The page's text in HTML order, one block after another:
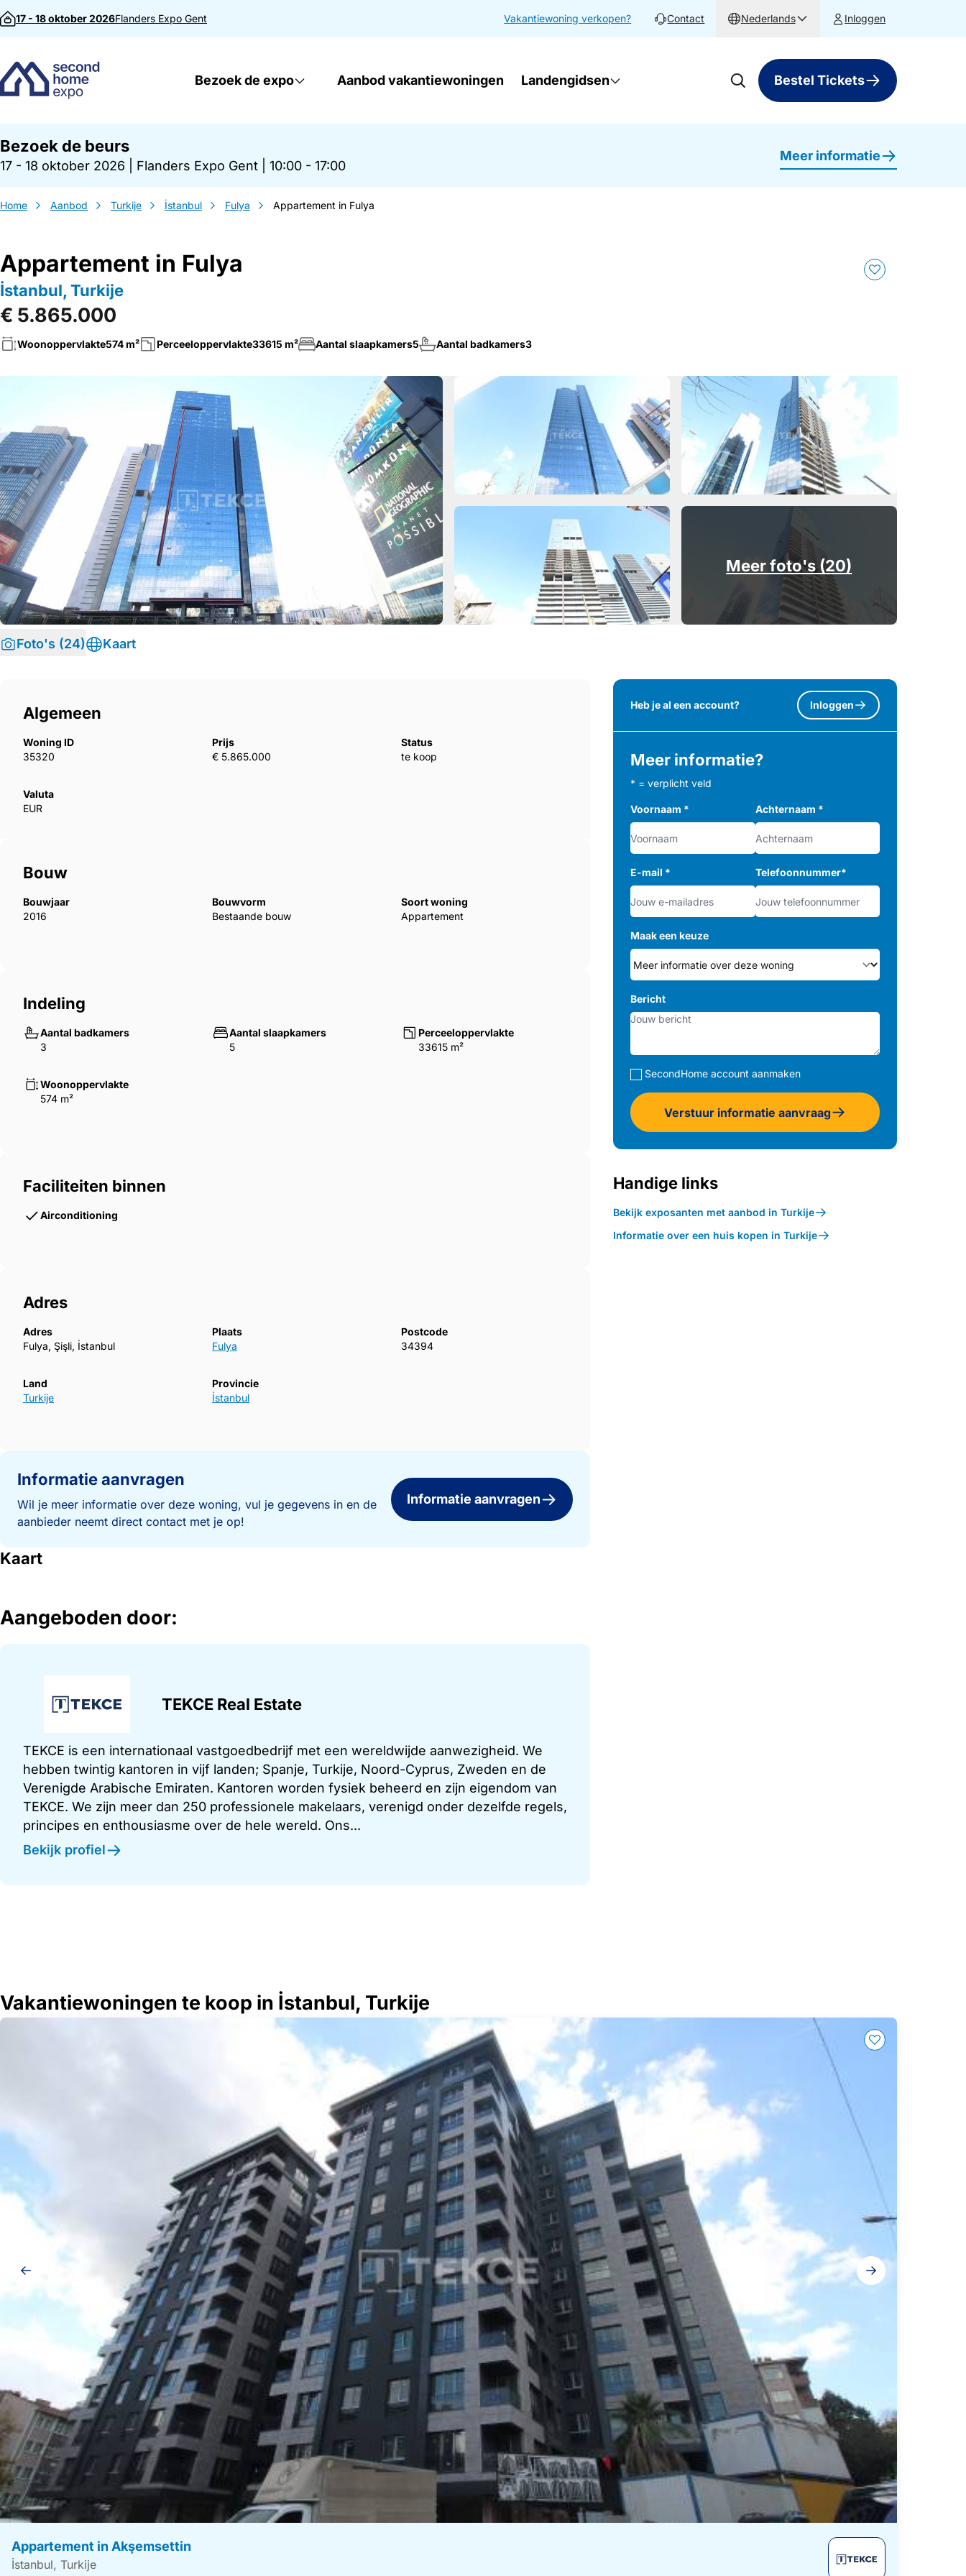
Direct naar inhoud
17 - 18 oktober 2026Flanders Expo Gent Vakantiewoning verkopen? Contact Nederlands Inloggen
Bezoek de expo Aanbod vakantiewoningen Landengidsen Bestel Tickets
Bezoek de beurs
17 - 18 oktober 2026 Flanders Expo Gent 10:00 - 17:00
Meer informatie
Home Aanbod Turkije İstanbul Fulya Appartement in Fulya
Appartement in Fulya
İstanbul, Turkije
€ 5.865.000
Woonoppervlakte574 m² Perceeloppervlakte33615 m² Aantal slaapkamers5 Aantal badkamers3
Meer foto's (20)
Foto's (24) Kaart
Algemeen
Woning ID
35320
Prijs
€ 5.865.000
Status
te koop
Valuta
EUR
Bouw
Bouwjaar
2016
Bouwvorm
Bestaande bouw
Soort woning
Appartement
Indeling
Aantal badkamers
3
Aantal slaapkamers
5
Perceeloppervlakte
33615 m²
Woonoppervlakte
574 m²
Faciliteiten binnen
Airconditioning
Adres
Adres
Fulya, Şişli, İstanbul
Plaats
Fulya
Postcode
34394
Land
Turkije
Provincie
İstanbul
Informatie aanvragen
Wil je meer informatie over deze woning, vul je gegevens in en de
aanbieder neemt direct contact met je op!
Informatie aanvragen
Kaart
Aangeboden door:
TEKCE Real Estate
TEKCE is een internationaal vastgoedbedrijf met een wereldwijde aanwezigheid. We
hebben twintig kantoren in vijf landen; Spanje, Turkije, Noord-Cyprus, Zweden en de
Verenigde Arabische Emiraten. Kantoren worden fysiek beheerd en zijn eigendom van
TEKCE. We zijn meer dan 250 professionele makelaars, verenigd onder dezelfde regels,
principes en enthousiasme over de hele wereld. Ons...
Bekijk profiel
Heb je al een account? Inloggen
Meer informatie?
* = verplicht veld
Voornaam * Achternaam *
E-mail * Telefoonnummer*
Maak een keuze
Bericht
SecondHome account aanmaken
Verstuur informatie aanvraag
Handige links
Bekijk exposanten met aanbod in Turkije
Informatie over een huis kopen in Turkije
Vakantiewoningen te koop in İstanbul, Turkije
Galerij
Appartement in Akşemsettin
İstanbul, Turkije